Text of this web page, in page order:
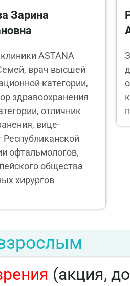
Зарина
ASTANA
врач высшей
категории,
здравоохранения
отличник
вице-
Республиканской
офтальмологов,
общества
хирургов
(акция,